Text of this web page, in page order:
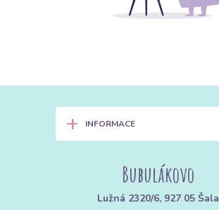
+ INFORMACE
Bubulákovo
Lužná 2320/6, 927 05 Šala